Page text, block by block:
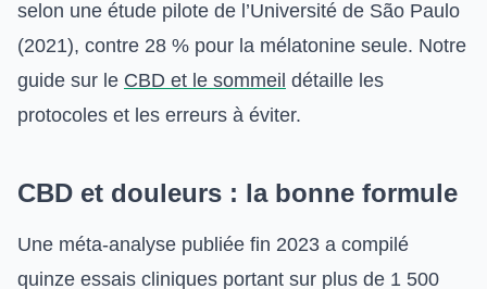
selon une étude pilote de l’Université de São Paulo
(2021), contre 28 % pour la mélatonine seule. Notre
guide sur le CBD et le sommeil détaille les
protocoles et les erreurs à éviter.
CBD et douleurs : la bonne formule
Une méta-analyse publiée fin 2023 a compilé
quinze essais cliniques portant sur plus de 1 500